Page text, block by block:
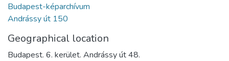
Budapest-képarchívum
Andrássy út 150
Geographical location
Budapest. 6. kerület. Andrássy út 48.